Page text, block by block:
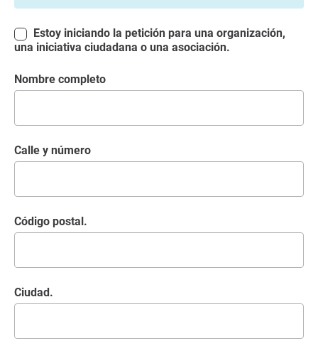
una iniciativa ciudadana o una asociación.
Nombre completo
Calle y número
Código postal.
Ciudad.